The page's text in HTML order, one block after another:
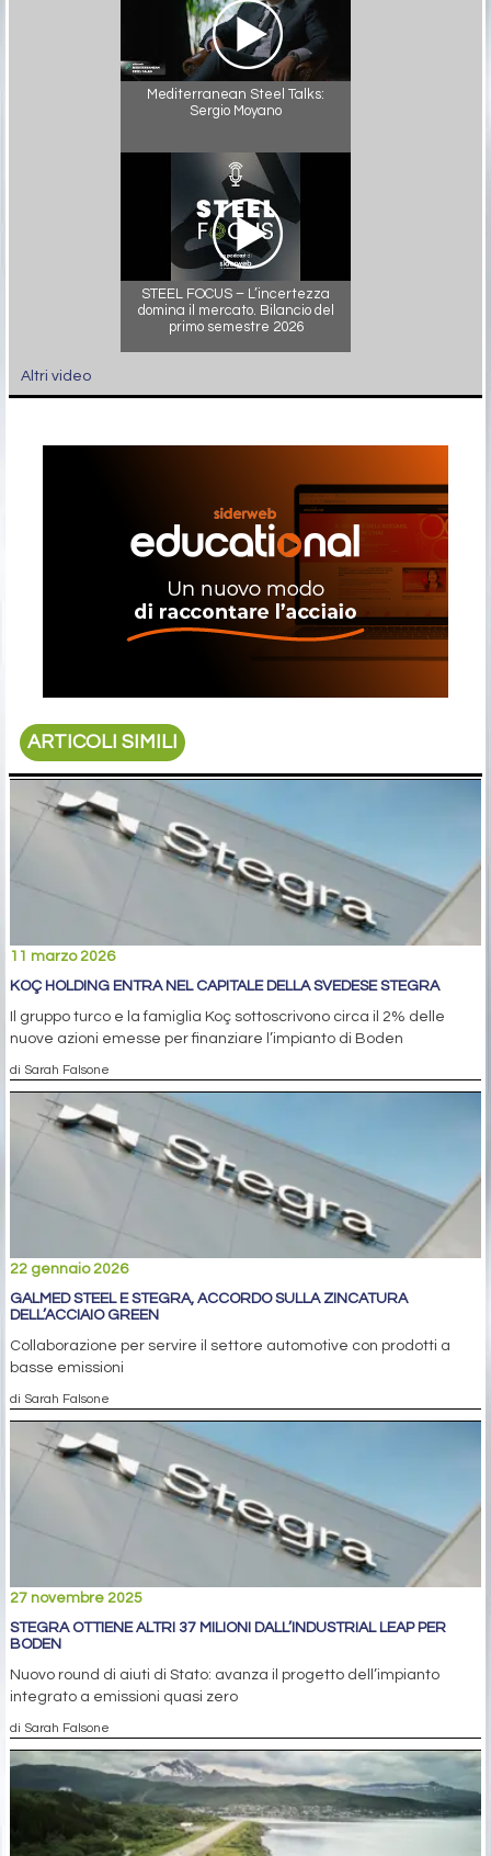
Mediterranean Steel Talks:
Sergio Moyano
STEEL FOCUS – L’incertezza
domina il mercato. Bilancio del
primo semestre 2026
Altri video
ARTICOLI SIMILI
11 marzo 2026
KOÇ HOLDING ENTRA NEL CAPITALE DELLA SVEDESE STEGRA
Il gruppo turco e la famiglia Koç sottoscrivono circa il 2% delle
nuove azioni emesse per finanziare l’impianto di Boden
di Sarah Falsone
22 gennaio 2026
GALMED STEEL E STEGRA, ACCORDO SULLA ZINCATURA
DELL’ACCIAIO GREEN
Collaborazione per servire il settore automotive con prodotti a
basse emissioni
di Sarah Falsone
27 novembre 2025
STEGRA OTTIENE ALTRI 37 MILIONI DALL’INDUSTRIAL LEAP PER
BODEN
Nuovo round di aiuti di Stato: avanza il progetto dell’impianto
integrato a emissioni quasi zero
di Sarah Falsone